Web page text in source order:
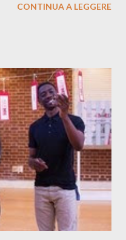
degli Stati Uniti, più
una maggioranza nel
solo gli umani ,
CONTINUA A LEGGERE